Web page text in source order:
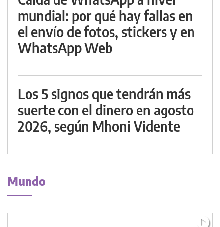
mundial: por qué hay fallas en
el envío de fotos, stickers y en
WhatsApp Web
Los 5 signos que tendrán más
suerte con el dinero en agosto
2026, según Mhoni Vidente
Mundo